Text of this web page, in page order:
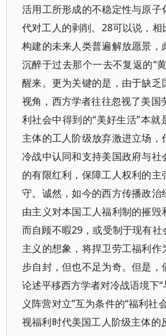
活用工所形成的不稳定性与原子
代对工人的剥削。28可以说，相
构建的未来人类普遍解放愿景，
沉醉于过去那个一去不复返的“
醒来。更为关键的是，由于缺乏
视角，西方学者往往忽视了美国
利社会中得到的“美好生活”本就
主体的工人阶级放弃激进立场，
冷战中认同和支持美国政府与社
的有限红利，保障工人权利的
守。诚然，如今的西方传播政治
由主义对本国工人福利制的摧
而自顾不暇29，或受制于现有社
主义的想象，将捍卫劳工福利作
步自封，但也不足为奇。但是，
论述平移西方学者对冷战语境下
义阵营对立”互为条件的“福利社
视福利时代美国工人阶级主体的